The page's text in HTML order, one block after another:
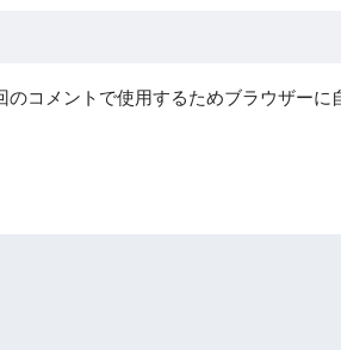
のコメントで使用するためブラウザーに